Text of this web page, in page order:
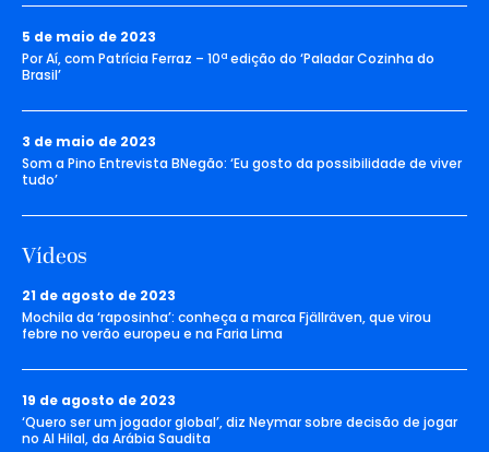
5 de maio de 2023
Por Aí, com Patrícia Ferraz – 10ª edição do ‘Paladar Cozinha do
Brasil’
3 de maio de 2023
Som a Pino Entrevista BNegão: ‘Eu gosto da possibilidade de viver
tudo’
Vídeos
21 de agosto de 2023
Mochila da ‘raposinha’: conheça a marca Fjällräven, que virou
febre no verão europeu e na Faria Lima
19 de agosto de 2023
‘Quero ser um jogador global’, diz Neymar sobre decisão de jogar
no Al Hilal, da Arábia Saudita